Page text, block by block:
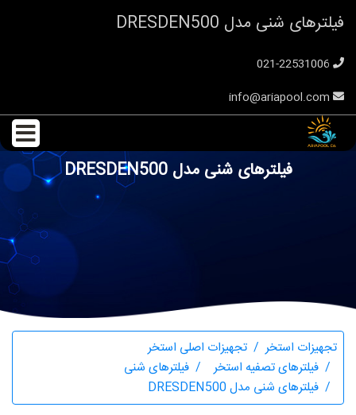
فیلترهای شنی مدل DRESDEN500
فیلترهای شنی مدل DRESDEN500
تجهیزات استخر
تجهیزات اصلی استخر
فیلترهای تصفیه استخر
فیلترهای شنی
فیلترهای شنی مدل DRESDEN500